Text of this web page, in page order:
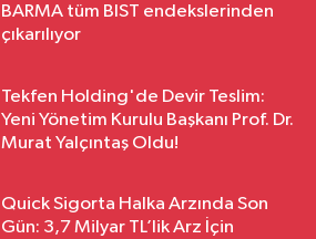
BARMA tüm BIST endekslerinden
çıkarılıyor
Tekfen Holding'de Devir Teslim:
Yeni Yönetim Kurulu Başkanı Prof. Dr.
Murat Yalçıntaş Oldu!
Quick Sigorta Halka Arzında Son
Gün: 3,7 Milyar TL’lik Arz İçin